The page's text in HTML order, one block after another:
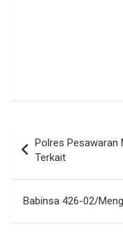
pos
Polres Pesawaran
Terkait
Babinsa 426-02/